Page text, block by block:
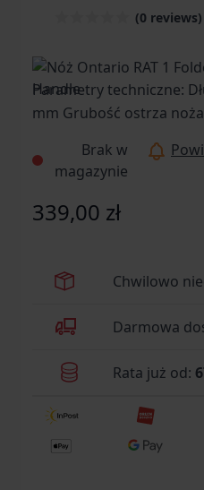
(0 reviews)
Parametry techniczne: Długość ostrza noża: 91
mm Grubość ostrza
stali: 57-59 HRC
Gładkie Waga: 142 g
cm Długość złożonego
Liner Lock Rękojeść:
Brak w
magazynie
339,00 zł
Chwilowo
Darmowa
Rata już od: